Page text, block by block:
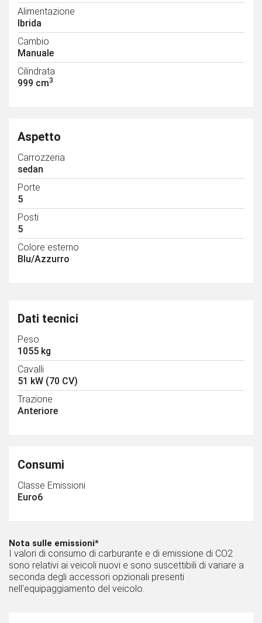
Alimentazione
Ibrida
Cambio
Manuale
Cilindrata
999 cm3
Aspetto
Carrozzeria
sedan
Porte
5
Posti
5
Colore esterno
Blu/Azzurro
Dati tecnici
Peso
1055 kg
Cavalli
51 kW (70 CV)
Trazione
Anteriore
Consumi
Classe Emissioni
Euro6
Nota sulle emissioni*
I valori di consumo di carburante e di emissione di CO2
sono relativi ai veicoli nuovi e sono suscettibili di variare a
seconda degli accessori opzionali presenti
nell'equipaggiamento del veicolo.